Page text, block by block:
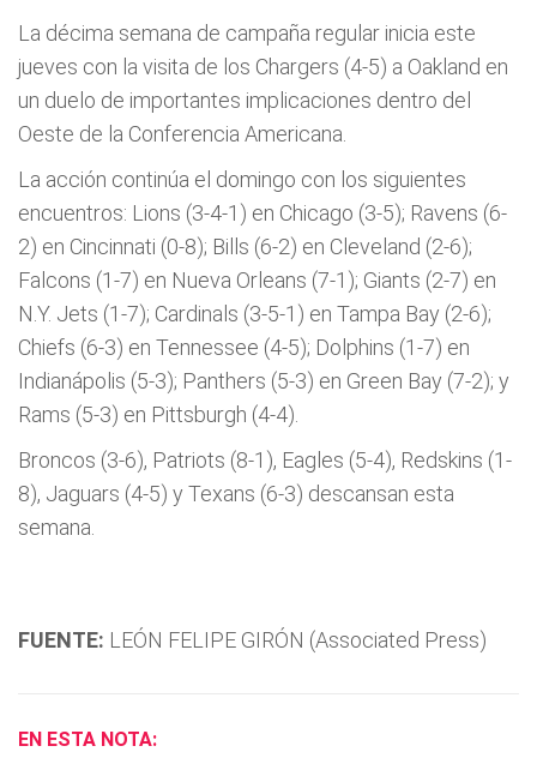
La décima semana de campaña regular inicia este
jueves con la visita de los Chargers (4-5) a Oakland en
un duelo de importantes implicaciones dentro del
Oeste de la Conferencia Americana.
La acción continúa el domingo con los siguientes
encuentros: Lions (3-4-1) en Chicago (3-5); Ravens (6-
2) en Cincinnati (0-8); Bills (6-2) en Cleveland (2-6);
Falcons (1-7) en Nueva Orleans (7-1); Giants (2-7) en
N.Y. Jets (1-7); Cardinals (3-5-1) en Tampa Bay (2-6);
Chiefs (6-3) en Tennessee (4-5); Dolphins (1-7) en
Indianápolis (5-3); Panthers (5-3) en Green Bay (7-2); y
Rams (5-3) en Pittsburgh (4-4).
Broncos (3-6), Patriots (8-1), Eagles (5-4), Redskins (1-
8), Jaguars (4-5) y Texans (6-3) descansan esta
semana.
FUENTE: LEÓN FELIPE GIRÓN (Associated Press)
EN ESTA NOTA: